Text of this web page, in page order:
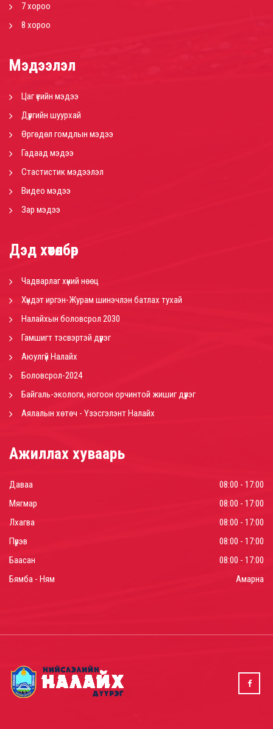
7 хороо
8 хороо
Мэдээлэл
Цаг үеийн мэдээ
Дүүргийн шуурхай
Өргөдөл гомдлын мэдээ
Гадаад мэдээ
Стастистик мэдээлэл
Видео мэдээ
Зар мэдээ
Дэд хөтөлбөр
Чадварлаг хүний нөөц
Хүндэт иргэн-Журам шинэчлэн батлах тухай
Налайхын боловсрол 2030
Гамшигт тэсвэртэй дүүрэг
Аюулгүй Налайх
Боловсрол-2024
Байгаль-экологи, ногоон орчинтой жишиг дүүрэг
Аялалын хөтөч - Үзэсгэлэнт Налайх
Ажиллах хуваарь
Даваа
08:00 - 17:00
Мягмар
08:00 - 17:00
Лхагва
08:00 - 17:00
Пүрэв
08:00 - 17:00
Баасан
08:00 - 17:00
Бямба - Ням
Амарна